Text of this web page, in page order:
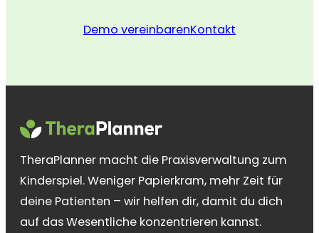
Demo vereinbarenKontakt
TheraPlanner macht die Praxisverwaltung zum
Kinderspiel. Weniger Papierkram, mehr Zeit für
deine Patienten – wir helfen dir, damit du dich
auf das Wesentliche konzentrieren kannst.